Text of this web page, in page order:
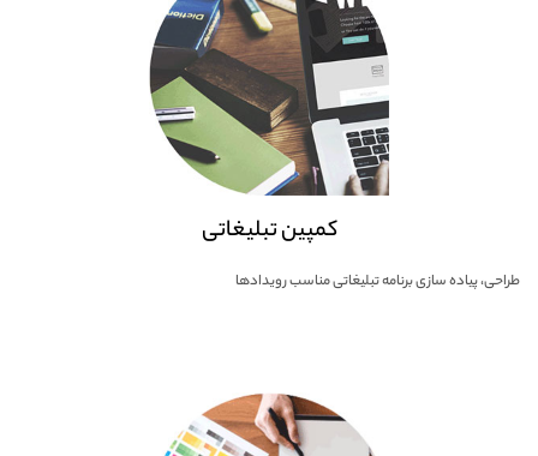
کمپین تبلیغاتی
طراحی، پیاده سازی برنامه تبلیغاتی مناسب رویدادها